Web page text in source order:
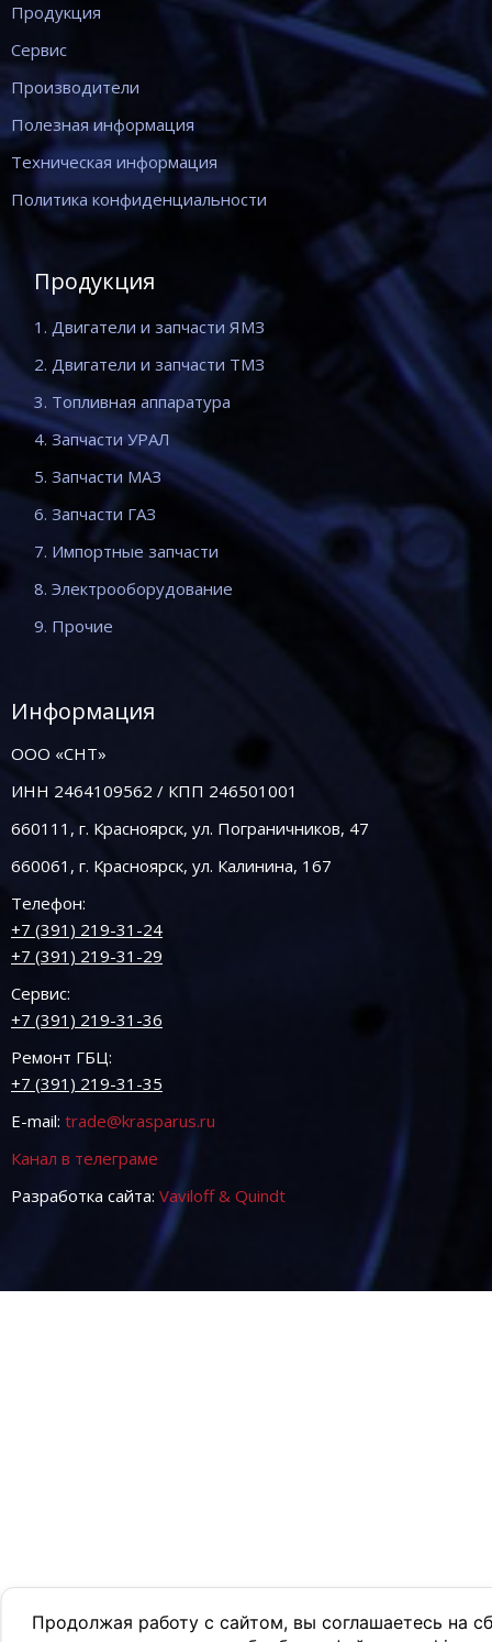
Продолжая работу с сайтом, вы соглашаетесь на
Продукция
Сервис
Производители
Полезная информация
Техническая информация
Политика конфиденциальности
Продукция
1. Двигатели и запчасти ЯМЗ
2. Двигатели и запчасти ТМЗ
3. Топливная аппаратура
4. Запчасти УРАЛ
5. Запчасти МАЗ
6. Запчасти ГАЗ
7. Импортные запчасти
8. Электрооборудование
9. Прочие
Информация
ООО «СНТ»
ИНН 2464109562 / КПП 246501001
660111, г. Красноярск, ул. Пограничников, 47
660061, г. Красноярск, ул. Калинина, 167
Телефон:
+7 (391) 219-31-24
+7 (391) 219-31-29
Сервис:
+7 (391) 219-31-36
Ремонт ГБЦ:
+7 (391) 219-31-35
E-mail: trade@krasparus.ru
Канал в телеграме
Разработка сайта: Vaviloff & Quindt